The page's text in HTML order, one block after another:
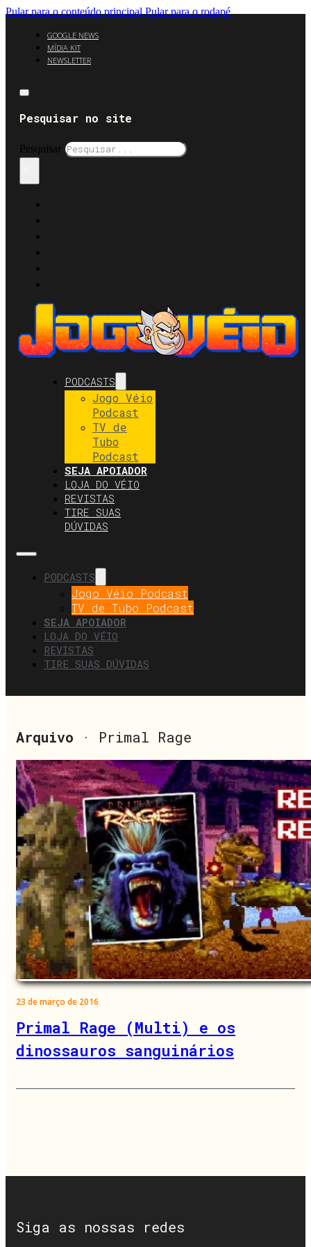
Pular para o conteúdo principal Pular para o rodapé
GOOGLE NEWS
MÍDIA KIT
NEWSLETTER
Pesquisar no site
Pesquisar
PODCASTS
Jogo Véio
Podcast
TV de
Tubo
Podcast
SEJA APOIADOR
LOJA DO VÉIO
REVISTAS
TIRE SUAS
DÚVIDAS
PODCASTS
Jogo Véio Podcast
TV de Tubo Podcast
SEJA APOIADOR
LOJA DO VÉIO
REVISTAS
TIRE SUAS DÚVIDAS
Arquivo · Primal Rage
23 de março de 2016
Primal Rage (Multi) e os
dinossauros sanguinários
Siga as nossas redes